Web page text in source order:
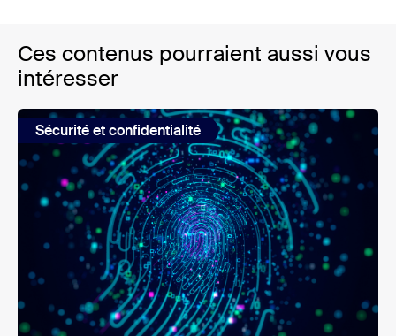
Ces contenus pourraient aussi vous
intéresser
Sécurité et confidentialité